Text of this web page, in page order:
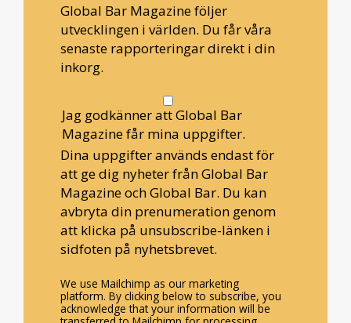
Global Bar Magazine följer
utvecklingen i världen. Du får våra
senaste rapporteringar direkt i din
inkorg.
Jag godkänner att Global Bar
Magazine får mina uppgifter.
Dina uppgifter används endast för
att ge dig nyheter från Global Bar
Magazine och Global Bar. Du kan
avbryta din prenumeration genom
att klicka på unsubscribe-länken i
sidfoten på nyhetsbrevet.
We use Mailchimp as our marketing
platform. By clicking below to subscribe, you
acknowledge that your information will be